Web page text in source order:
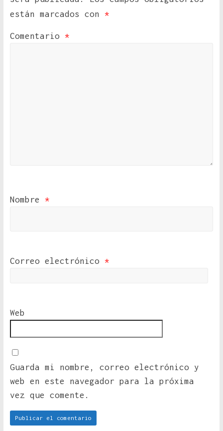
están marcados con *
Comentario *
Nombre *
Correo electrónico *
Web
Guarda mi nombre, correo electrónico y
web en este navegador para la próxima
vez que comente.